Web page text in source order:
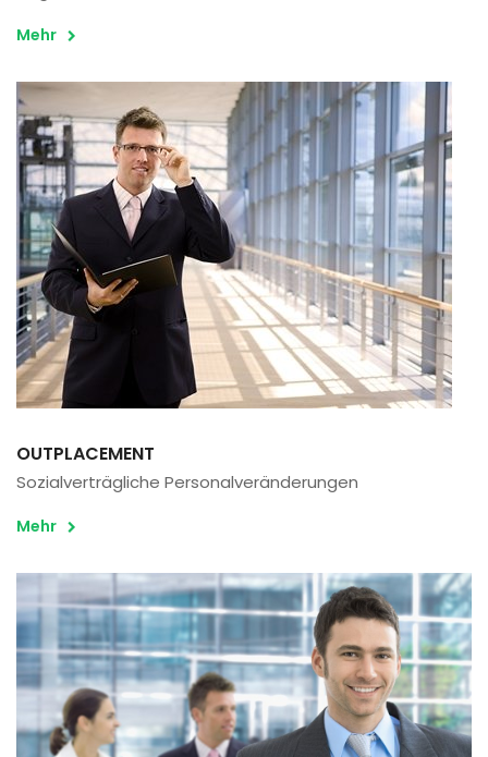
Mehr
OUTPLACEMENT
Sozialverträgliche Personalveränderungen
Mehr